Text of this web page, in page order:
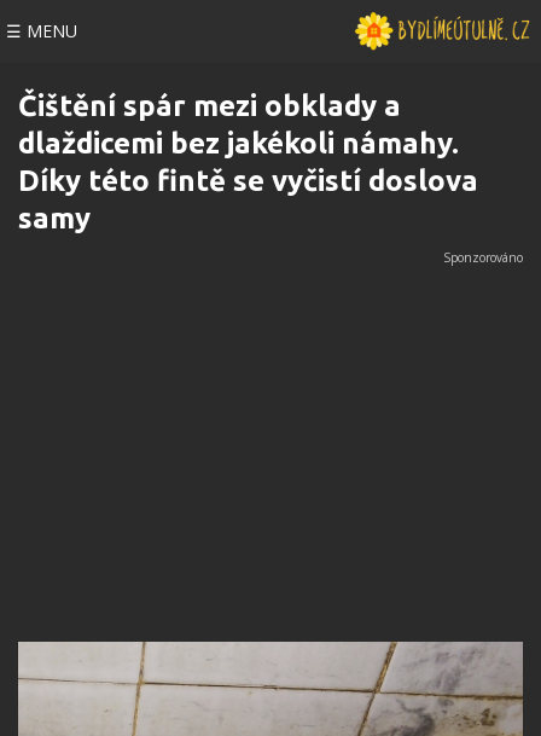
☰ MENU
Čištění spár mezi obklady a
dlaždicemi bez jakékoli námahy.
Díky této fintě se vyčistí doslova
samy